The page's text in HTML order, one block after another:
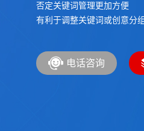
信息流广告投放数